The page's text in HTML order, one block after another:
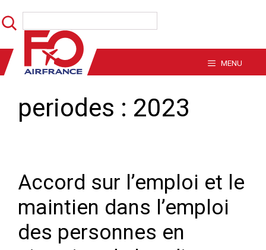
au
contenu
Rechercher
MENU
periodes : 2023
Accord sur l’emploi et le
maintien dans l’emploi
des personnes en